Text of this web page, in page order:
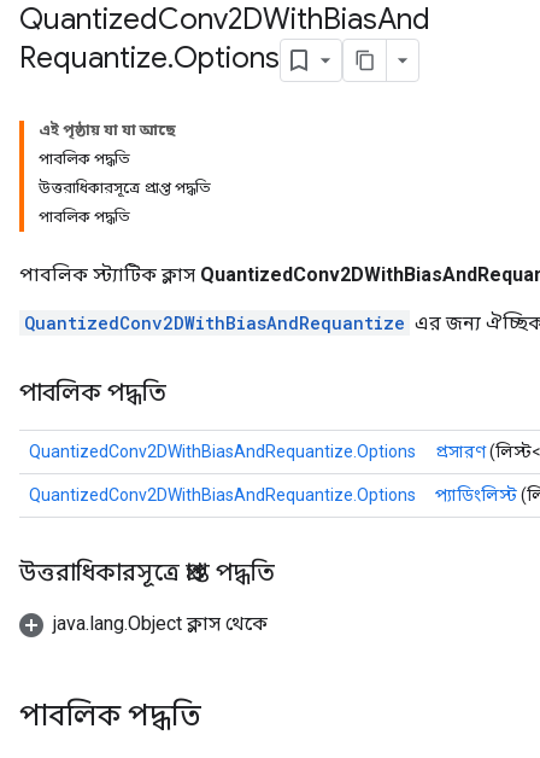
QuantizedConv2DWithBiasAnd
Requantize.Options
এই পৃষ্ঠায় যা যা আছে
পাবলিক পদ্ধতি
উত্তরাধিকারসূত্রে প্রাপ্ত পদ্ধতি
পাবলিক পদ্ধতি
পাবলিক স্ট্যাটিক ক্লাস
QuantizedConv2DWithBiasAndRequantize এর জন্য ঐচ্ছিক
পাবলিক পদ্ধতি
QuantizedConv2DWithBiasAndRequantize.Options প্রসারণ
QuantizedConv2DWithBiasAndRequantize.Options প্যাডিংলিস্ট
উত্তরাধিকারসূত্রে প্রাপ্ত পদ্ধতি
java.lang.Object ক্লাস থেকে
পাবলিক পদ্ধতি